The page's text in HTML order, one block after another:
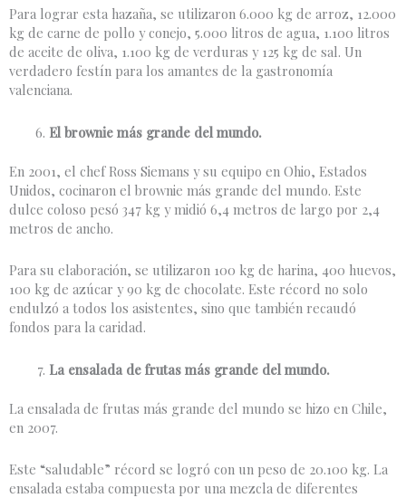
Para lograr esta hazaña, se utilizaron 6.000 kg de arroz, 12.000
kg de carne de pollo y conejo, 5.000 litros de agua, 1.100 litros
de aceite de oliva, 1.100 kg de verduras y 125 kg de sal. Un
verdadero festín para los amantes de la gastronomía
valenciana.
El brownie más grande del mundo.
En 2001, el chef Ross Siemans y su equipo en Ohio, Estados
Unidos, cocinaron el brownie más grande del mundo. Este
dulce coloso pesó 347 kg y midió 6,4 metros de largo por 2,4
metros de ancho.
Para su elaboración, se utilizaron 100 kg de harina, 400 huevos,
100 kg de azúcar y 90 kg de chocolate. Este récord no solo
endulzó a todos los asistentes, sino que también recaudó
fondos para la caridad.
La ensalada de frutas más grande del mundo.
La ensalada de frutas más grande del mundo se hizo en Chile,
en 2007.
Este “saludable” récord se logró con un peso de 20.100 kg. La
ensalada estaba compuesta por una mezcla de diferentes